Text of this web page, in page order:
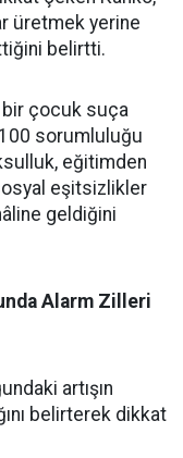
üretmek yerine
belirtti.
çocuk suça
sorumluluğu
eğitimden
eşitsizlikler
geldiğini
Alarm Zilleri
artışın
belirterek dikkat